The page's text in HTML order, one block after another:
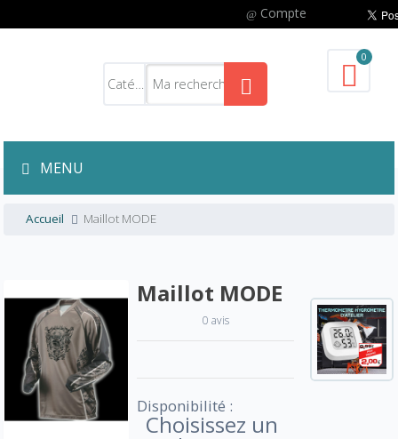
Compte
0
MENU
Accueil Maillot MODE
Maillot MODE
0 avis
Disponibilité :
Choisissez un